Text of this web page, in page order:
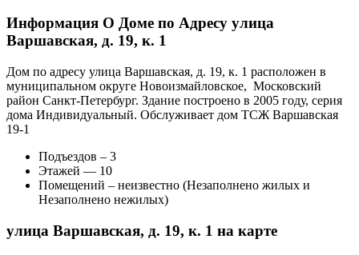
Информация О Доме по Адресу улица
Варшавская, д. 19, к. 1
Дом по адресу улица Варшавская, д. 19, к. 1 расположен в
муниципальном округе Новоизмайловское, Московский
район Санкт-Петербург. Здание построено в 2005 году, серия
дома Индивидуальный. Обслуживает дом ТСЖ Варшавская
19-1
Подъездов – 3
Этажей — 10
Помещений – неизвестно (Незаполнено жилых и
Незаполнено нежилых)
улица Варшавская, д. 19, к. 1 на карте